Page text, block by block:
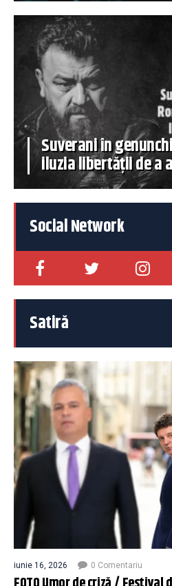
Suverani în
iluzia libertății de a
Social Network
Satiră
iunie 16, 2026 0 Comentariu